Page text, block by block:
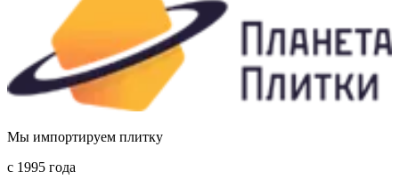
Мы импортируем плитку
c 1995 года